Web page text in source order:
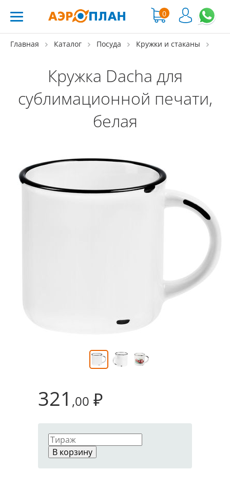
0
Главная Каталог Посуда Кружки и стаканы
Кружка Dacha для
сублимационной печати,
белая
321 ,00 ₽
В корзину